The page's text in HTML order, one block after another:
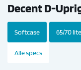
Decent D-
Softcase 65/70
Alle specs